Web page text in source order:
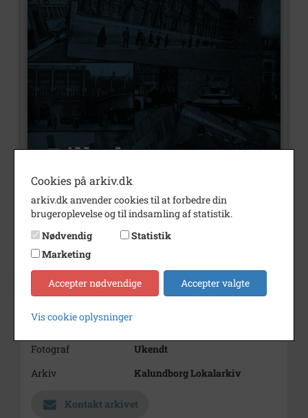
Nummer
G23626
Type
Beskrivelse
Gårdejer Jens Hansen, Kallerup
Årstal
1906
Dateringsnote
Fotograf
Ukendt
Arkiv
Kalundborg Lokalarkiv
Kontakt arkivet
Cookies på arkiv.dk
arkiv.dk anvender cookies til at forbedre din
brugeroplevelse og til indsamling af statistik.
Nødvendig
Statistik
Marketing
Accepter nødvendige Accepter valgte
Vis cookie oplysninger